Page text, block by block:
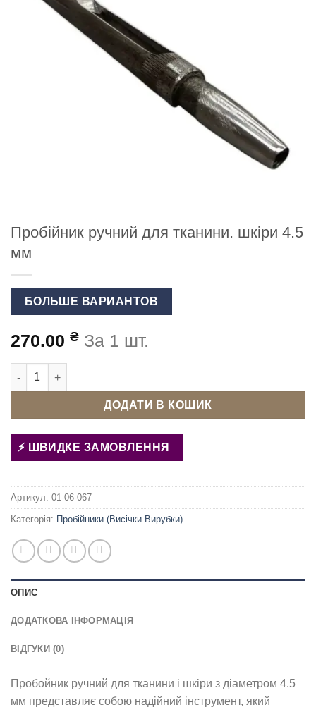
Пробійник ручний для тканини. шкіри 4.5
мм
БОЛЬШЕ ВАРИАНТОВ
270.00 ₴ За 1 шт.
Пробійник ручний для тканини. шкіри 4.5 мм кількість
ДОДАТИ В КОШИК
ШВИДКЕ ЗАМОВЛЕННЯ
Артикул: 01-06-067
Категорія: Пробійники (Висічки Вирубки)
ОПИС
ДОДАТКОВА ІНФОРМАЦІЯ
ВІДГУКИ (0)
Пробойник ручний для тканини і шкіри з діаметром 4.5
мм представляє собою надійний інструмент, який